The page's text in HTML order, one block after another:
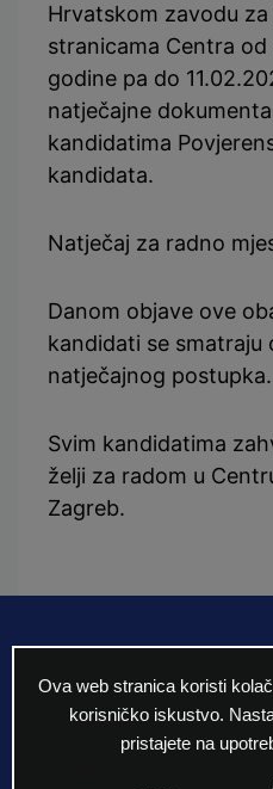
Ova web stranica koristi
korisničko iskustvo.
pristajete na
Hrvatskom zavodu
stranicama Centra
godine pa do
natječajne
kandidatima
kandidata.
Natječaj za radno
Danom objave ove
kandidati se smatraju
natječajnog postupka.
Svim kandidatima
želji za radom u
Zagreb.
Naslovna